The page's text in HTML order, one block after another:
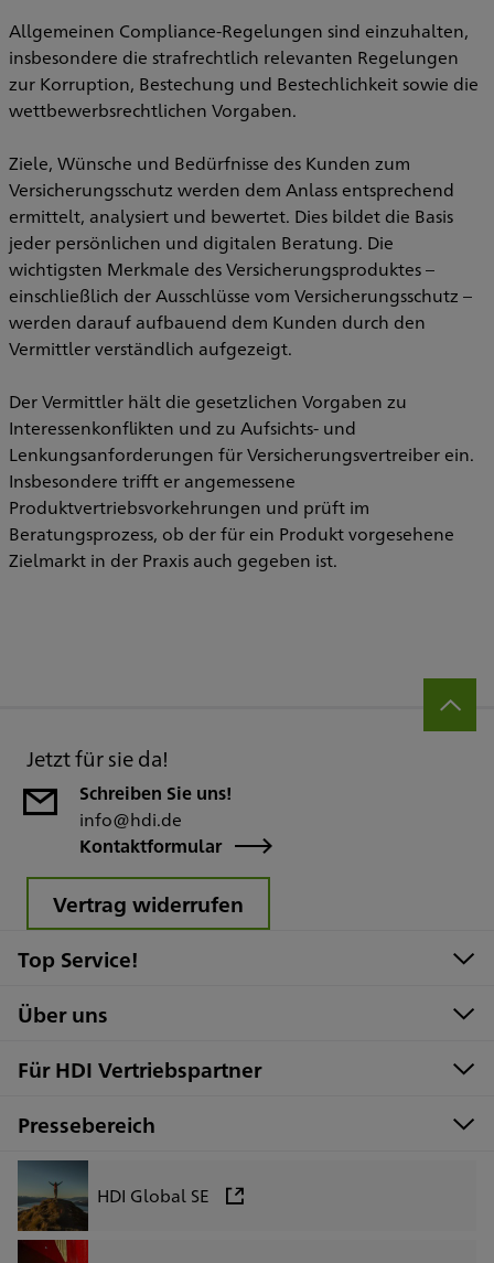
Allgemeinen Compliance-Regelungen sind einzuhalten,
insbesondere die strafrechtlich relevanten Regelungen
zur Korruption, Bestechung und Bestechlichkeit sowie die
wettbewerbsrechtlichen Vorgaben.
Ziele, Wünsche und Bedürfnisse des Kunden zum
Versicherungsschutz werden dem Anlass entsprechend
ermittelt, analysiert und bewertet. Dies bildet die Basis
jeder persönlichen und digitalen Beratung. Die
wichtigsten Merkmale des Versicherungsproduktes –
einschließlich der Ausschlüsse vom Versicherungsschutz –
werden darauf aufbauend dem Kunden durch den
Vermittler verständlich aufgezeigt.
Der Vermittler hält die gesetzlichen Vorgaben zu
Interessenkonflikten und zu Aufsichts- und
Lenkungsanforderungen für Versicherungsvertreiber ein.
Insbesondere trifft er angemessene
Produktvertriebsvorkehrungen und prüft im
Beratungsprozess, ob der für ein Produkt vorgesehene
Zielmarkt in der Praxis auch gegeben ist.
Jetzt für sie da!
Schreiben Sie uns!
info@hdi.de
Kontaktformular
Vertrag widerrufen
Top Service!
Über uns
Für HDI Vertriebspartner
Pressebereich
HDI Global SE